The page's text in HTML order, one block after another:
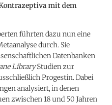
mit dem
führten dazu nun eine
durch. Sie
Datenbanken
LibraryStudien zur
Progestin. Dabei
analysiert, in denen
zwischen 18 und 50 Jahren